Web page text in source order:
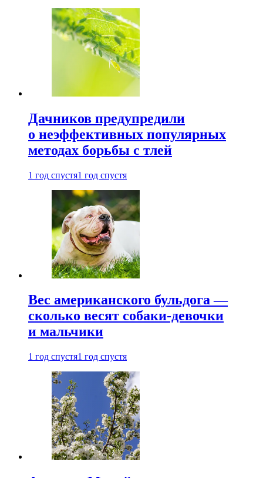
Дачников предупредили
о неэффективных популярных
методах борьбы с тлей
1 год спустя1 год спустя
Вес американского бульдога —
сколько весят собаки-девочки
и мальчики
1 год спустя1 год спустя